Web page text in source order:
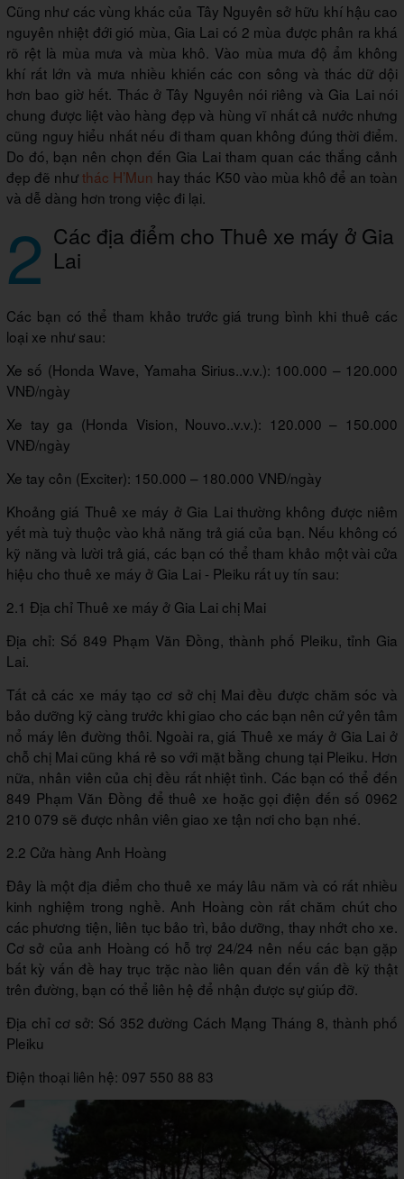
Cũng như các vùng khác của Tây Nguyên sở hữu khí hậu cao
nguyên nhiệt đới gió mùa, Gia Lai có 2 mùa được phân ra khá
rõ rệt là mùa mưa và mùa khô. Vào mùa mưa độ ẩm không
khí rất lớn và mưa nhiều khiến các con sông và thác dữ dội
hơn bao giờ hết. Thác ở Tây Nguyên nói riêng và Gia Lai nói
chung được liệt vào hàng đẹp và hùng vĩ nhất cả nước nhưng
cũng nguy hiểu nhất nếu đi tham quan không đúng thời điểm.
Do đó, bạn nên chọn đến Gia Lai tham quan các thắng cảnh
đẹp đẽ nhưthác H’Mun hay thác K50 vào mùa khô để an toàn
và dễ dàng hơn trong việc đi lại.
2 Các địa điểm cho Thuê xe máy ở Gia
Lai
Các bạn có thể tham khảo trước giá trung bình khi thuê các
loại xe như sau:
Xe số (Honda Wave, Yamaha Sirius..v.v.): 100.000 – 120.000
VNĐ/ngày
Xe tay ga (Honda Vision, Nouvo..v.v.): 120.000 – 150.000
VNĐ/ngày
Xe tay côn (Exciter): 150.000 – 180.000 VNĐ/ngày
Khoảng giá Thuê xe máy ở Gia Lai thường không được niêm
yết mà tuỳ thuộc vào khả năng trả giá của bạn. Nếu không có
kỹ năng và lười trả giá, các bạn có thể tham khảo một vài cửa
hiệu cho thuê xe máy ở Gia Lai - Pleiku rất uy tín sau:
2.1 Địa chỉ Thuê xe máy ở Gia Lai chị Mai
Địa chỉ: Số 849 Phạm Văn Đồng, thành phố Pleiku, tỉnh Gia
Lai.
Tất cả các xe máy tạo cơ sở chị Mai đều được chăm sóc và
bảo dưỡng kỹ càng trước khi giao cho các bạn nên cứ yên tâm
nổ máy lên đường thôi. Ngoài ra, giá Thuê xe máy ở Gia Lai ở
chỗ chị Mai cũng khá rẻ so với mặt bằng chung tại Pleiku. Hơn
nữa, nhân viên của chị đều rất nhiệt tình. Các bạn có thể đến
849 Phạm Văn Đồng để thuê xe hoặc gọi điện đến số 0962
210 079 sẽ được nhân viên giao xe tận nơi cho bạn nhé.
2.2 Cửa hàng Anh Hoàng
Đây là một địa điểm cho thuê xe máy lâu năm và có rất nhiều
kinh nghiệm trong nghề. Anh Hoàng còn rất chăm chút cho
các phương tiện, liên tục bảo trì, bảo dưỡng, thay nhớt cho xe.
Cơ sở của anh Hoàng có hỗ trợ 24/24 nên nếu các bạn gặp
bất kỳ vấn đề hay trục trặc nào liên quan đến vấn đề kỹ thật
trên đường, bạn có thể liên hệ để nhận được sự giúp đỡ.
Địa chỉ cơ sở: Số 352 đường Cách Mạng Tháng 8, thành phố
Pleiku
Điện thoại liên hệ: 097 550 88 83